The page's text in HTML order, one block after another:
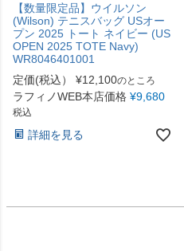
【数量限定品】ウイルソン
(Wilson) テニスバッグ USオー
プン 2025 トート ネイビー (US
OPEN 2025 TOTE Navy)
WR8046401001
定価(税込）
¥12,100のところ
ラフィノWEB本店価格 ¥9,680
税込
詳細を見る